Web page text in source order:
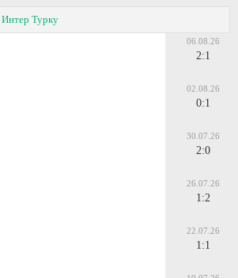
Интер Турку
06.08.26
2:1
02.08.26
0:1
30.07.26
2:0
26.07.26
1:2
22.07.26
1:1